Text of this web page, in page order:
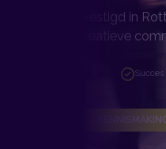
C10 Media, gevestigd in
effectieve en creatieve
Succes
PLAN EEN GRATIS